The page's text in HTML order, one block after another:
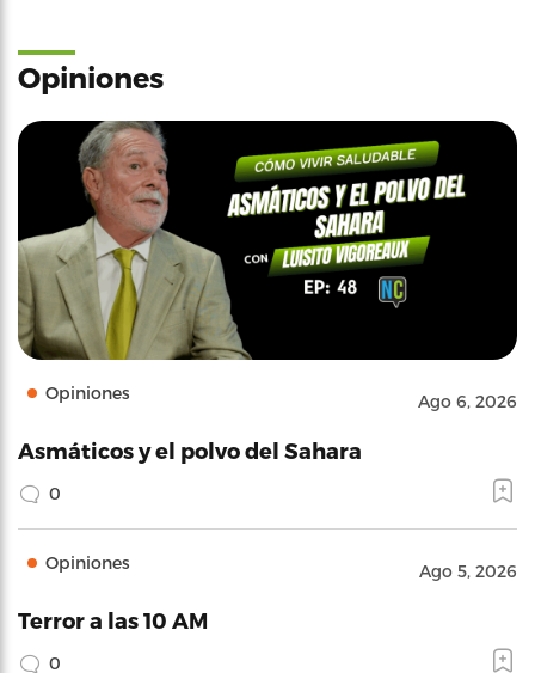
Opiniones
Opiniones Ago 6, 2026
Asmáticos y el polvo del Sahara
0
Opiniones Ago 5, 2026
Terror a las 10 AM
0